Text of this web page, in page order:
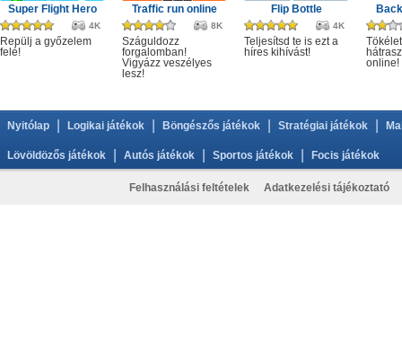
Super Flight Hero
4K
Repülj a győzelem
felé!
Traffic run online
8K
Száguldozz
forgalomban!
Vigyázz veszélyes
lesz!
Flip Bottle
4K
Teljesítsd te is ezt a
híres kihívást!
online!
Nyitólap Logikai játékok Böngészős játékok Stratégiai játékok
Lövöldözős játékok Autós játékok Sportos játékok Focis játékok
Felhasználási feltételek Adatkezelési tájékoztató